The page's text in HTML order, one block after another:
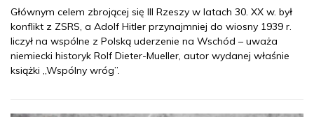
Głównym celem zbrojącej się III Rzeszy w latach 30. XX w. był
konflikt z ZSRS, a Adolf Hitler przynajmniej do wiosny 1939 r.
liczył na wspólne z Polską uderzenie na Wschód – uważa
niemiecki historyk Rolf Dieter-Mueller, autor wydanej właśnie
książki „Wspólny wróg”.